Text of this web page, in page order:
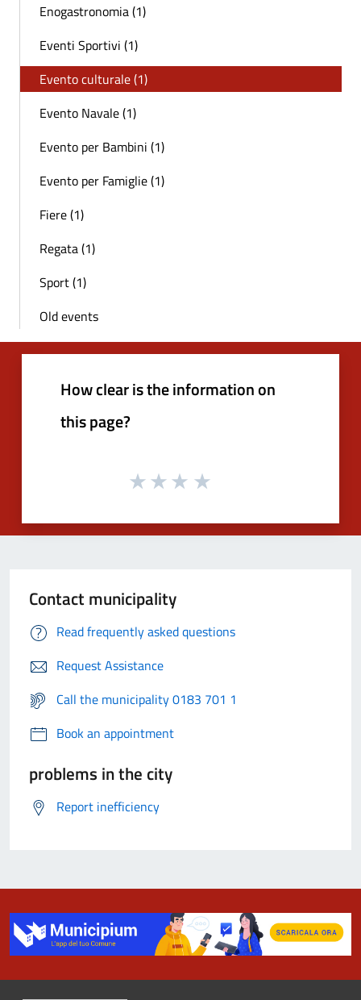
Enogastronomia (1)
Eventi Sportivi (1)
Evento culturale (1)
Evento Navale (1)
Evento per Bambini (1)
Evento per Famiglie (1)
Fiere (1)
Regata (1)
Sport (1)
Old events
How clear is the information on
this page?
Contact municipality
Read frequently asked questions
Request Assistance
Call the municipality 0183 701 1
Book an appointment
problems in the city
Report inefficiency